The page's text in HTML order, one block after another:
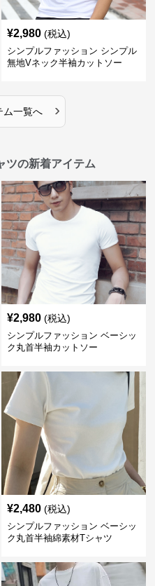
¥2,980 (税込)
シンプルファッション シンプル
無地Vネック半袖カットソー
ム一覧へ ›
ツの新着アイテム
¥2,980 (税込)
シンプルファッション ベーシッ
ク丸首半袖カットソー
¥2,480 (税込)
シンプルファッション ベーシッ
ク丸首半袖綿素材Tシャツ